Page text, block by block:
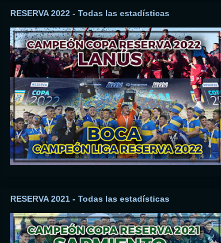
RESERVA 2022 - Todas las estadísticas
RESERVA 2021 - Todas las estadísticas